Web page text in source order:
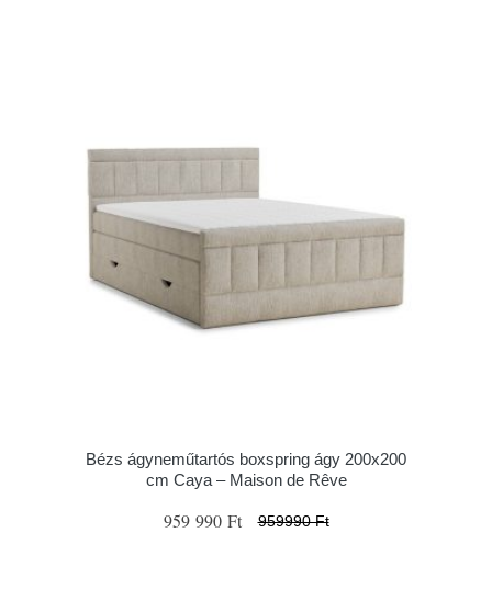
Bézs ágyneműtartós boxspring ágy 200x200
cm Caya – Maison de Rêve
959 990 Ft 959990 Ft